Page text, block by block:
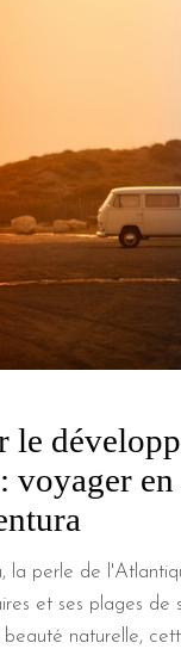
le
voyager en
la perle de
et ses plages de
naturelle,